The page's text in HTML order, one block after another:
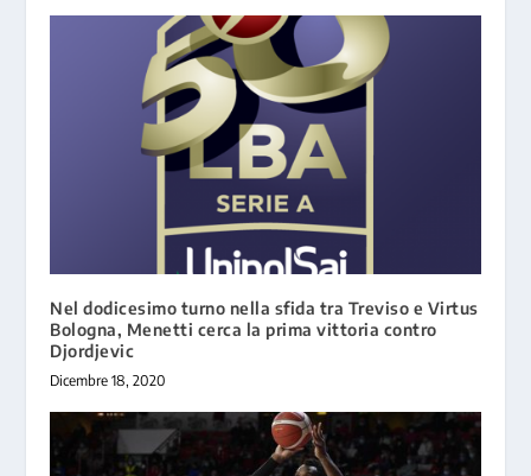
Nel dodicesimo turno nella sfida tra Treviso e Virtus
Bologna, Menetti cerca la prima vittoria contro
Djordjevic
Dicembre 18, 2020